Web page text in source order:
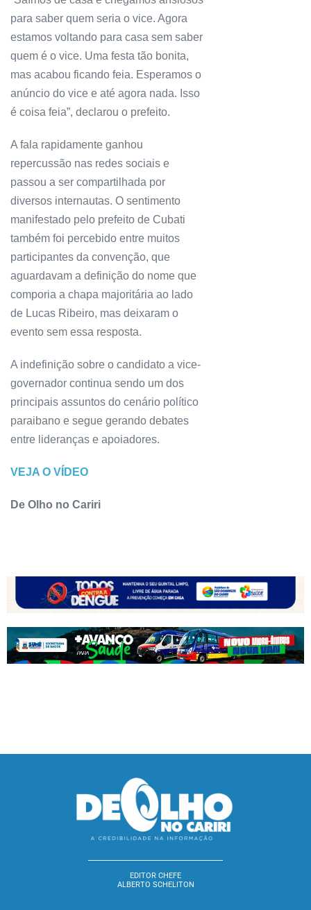
para saber quem seria o vice. Agora
estamos voltando para casa sem saber
quem é o vice. Uma festa tão bonita,
mas acabou ficando feia. Esperamos o
anúncio do vice e até agora nada. Isso
é coisa feia”, declarou o prefeito.
A fala rapidamente ganhou
repercussão nas redes sociais e
passou a ser compartilhada por
diversos internautas. O sentimento
manifestado pelo prefeito de Cubati
também foi percebido entre muitos
participantes da convenção, que
aguardavam a definição do nome que
comporia a chapa majoritária ao lado
de Lucas Ribeiro, mas deixaram o
evento sem essa resposta.
A indefinição sobre o candidato a vice-
governador continua sendo um dos
principais assuntos do cenário político
paraibano e segue gerando debates
entre lideranças e apoiadores.
VEJA O VÍDEO
De Olho no Cariri
EDITOR CHEFE
ALBERTO SCHELITON